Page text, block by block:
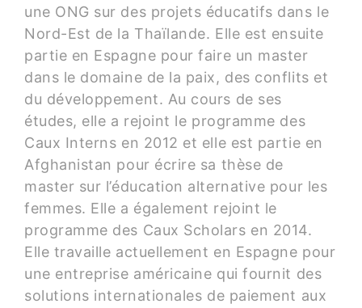
une ONG sur des projets éducatifs dans le
Nord-Est de la Thaïlande. Elle est ensuite
partie en Espagne pour faire un master
dans le domaine de la paix, des conflits et
du développement. Au cours de ses
études, elle a rejoint le programme des
Caux Interns en 2012 et elle est partie en
Afghanistan pour écrire sa thèse de
master sur l’éducation alternative pour les
femmes. Elle a également rejoint le
programme des Caux Scholars en 2014.
Elle travaille actuellement en Espagne pour
une entreprise américaine qui fournit des
solutions internationales de paiement aux